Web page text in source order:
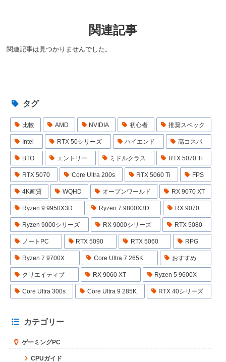
関連記事
関連記事は見つかりませんでした。
タグ
比較 AMD NVIDIA 初心者 推奨スペック
Intel RTX 50シリーズ ハイエンド 高コスパ
BTO エントリー ミドルクラス RTX 5070 Ti
RTX 5070 Core Ultra 200s RTX 5060 Ti FPS
4K画質 WQHD オープンワールド RX 9070 XT
Ryzen 9 9950X3D Ryzen 7 9800X3D RX 9070
Ryzen 9000シリーズ RX 9000シリーズ RTX 5080
ノートPC RTX 5090 RTX 5060 RPG
Ryzen 7 9700X Core Ultra 7 265K おすすめ
クリエイティブ RX 9060 XT Ryzen 5 9600X
Core Ultra 300s Core Ultra 9 285K RTX 40シリーズ
カテゴリー
ゲーミングPC
CPUガイド